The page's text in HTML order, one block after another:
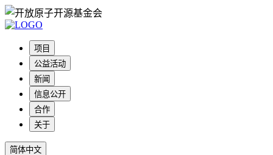
项目
公益活动
新闻
信息公开
合作
关于
简体中文